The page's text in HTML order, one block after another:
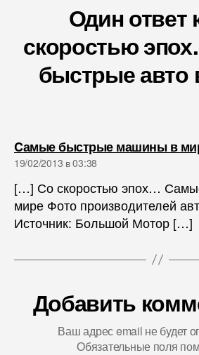
Один ответ
скоростью
быстрые авто
Cамые быстрые машины в
19/02/2013 в 03:38
[…] Со скоростью эпох…
мире Фото производителей
Источник: Большой Мотор […]
Добавить
Ваш адрес email не будет
Обязательные поля